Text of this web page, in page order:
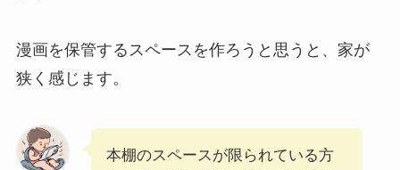
漫画を保管するスペースを作ろうと思うと、家が
狭く感じます。
本棚のスペースが限られている方